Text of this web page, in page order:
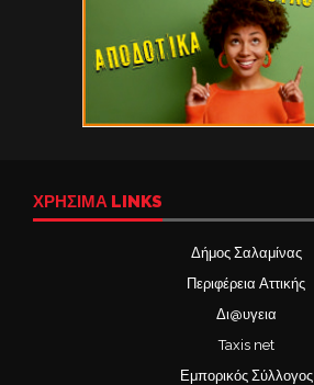
ΧΡΉΣΙΜΑ LINKS
Δήμος Σαλαμίνας
Περιφέρεια Αττικής
Δι@υγεια
Taxis net
Εμπορικός Σύλλογος